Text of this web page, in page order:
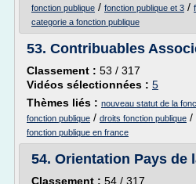
fonction publique / fonction publique et 3 /
categorie a fonction publique
53. Contribuables
Classement : 53 / 317
Vidéos sélectionnées : 5
Thèmes liés : nouveau statut de la
fonction publique / droits fonction publique /
fonction publique en france
54. Orientation Pays de
Classement : 54 / 317